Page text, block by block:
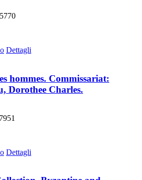
Dettagli
hommes. Commissariat:
Dorothee Charles.
Dettagli